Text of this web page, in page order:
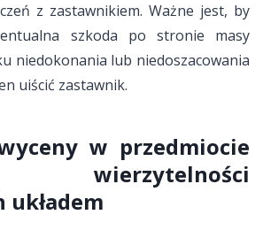
z zastawnikiem. Ważne jest, by
szkoda po stronie masy
niedokonania lub niedoszacowania
uiścić zastawnik.
w przedmiocie
wierzytelności